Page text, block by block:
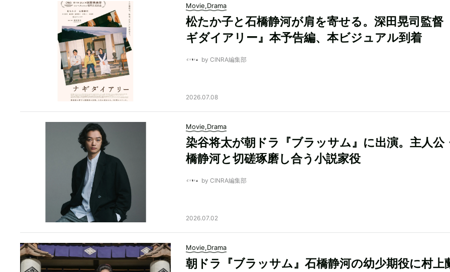
Movie,Drama
松たか子と石橋静河が肩を寄せる。深田晃司監督
ギダイアリー』本予告編、本ビジュアル到着
by CINRA編集部
2026.07.08
Movie,Drama
染谷将太が朝ドラ『ブラッサム』に出演。主人公
橋静河と切磋琢磨し合う小説家役
by CINRA編集部
2026.07.02
Movie,Drama
朝ドラ『ブラッサム』石橋静河の幼少期役に村上